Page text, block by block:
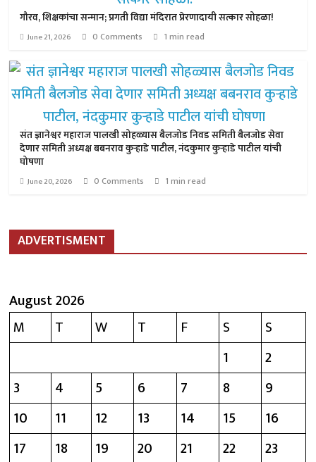
गौरव, शिक्षकांचा सन्मान; प्रगती विद्या मंदिरात प्रेरणादायी सत्कार सोहळा!
June 21, 2026 0 Comments 1 min read
संत ज्ञानेश्वर महाराज पालखी सोहळ्यास बैलजोड निवड समिती बैलजोड सेवा
देणार समिती अध्यक्ष बबनराव कुऱ्हाडे पाटील, नंदकुमार कुऱ्हाडे पाटील यांची
घोषणा
June 20, 2026 0 Comments 1 min read
ADVERTISMENT
August 2026
M
T W T F S
S
1
2
3
4 5 6 7 8
9
10
11 12 13 14 15
16
17
18 19 20 21 22
23